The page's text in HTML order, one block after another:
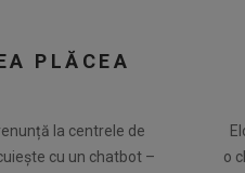
PLĂCEA
la centrele de
cu un chatbot –
o